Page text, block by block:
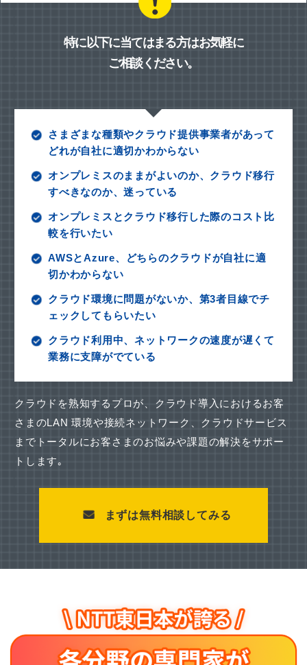
特に以下に当てはまる方はお気軽に
ご相談ください。
さまざまな種類やクラウド提供事業者があって
どれが自社に適切かわからない
オンプレミスのままがよいのか、クラウド移行
すべきなのか、迷っている
オンプレミスとクラウド移行した際のコスト比
較を行いたい
AWSとAzure、どちらのクラウドが自社に適
切かわからない
クラウド環境に問題がないか、第3者目線でチ
ェックしてもらいたい
クラウド利用中、ネットワークの速度が遅くて
業務に支障がでている
クラウドを熟知するプロが、クラウド導入におけるお客
さまのLAN 環境や接続ネットワーク、
クラウドサービス
までトータルにお客さまのお悩みや課題の解決をサポー
トします｡
まずは無料相談してみる